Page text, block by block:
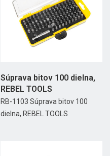
Súprava bitov 100 dielna,
REBEL TOOLS
RB-1103 Súprava bitov 100
dielna, REBEL TOOLS